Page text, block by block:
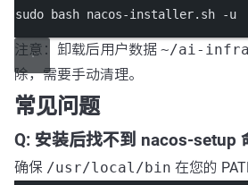
sudo
bash nacos-installer.sh -u
注意：卸载后用户数据 ~/ai-
除，需要手动清理。
常见问题
Q: 安装后找不到 nacos-setup
确保 /usr/local/bin 在您的